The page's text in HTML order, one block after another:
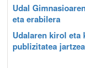
Udal
eta erabilera
Udalaren kirol eta
publizitatea